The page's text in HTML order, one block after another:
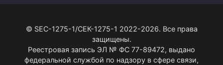
© SEC-1275-1/СЕК-1275-1 2022-2026. Все права
защищены.
Реестровая запись ЭЛ № ФС 77-89472, выдано
федеральной службой по надзору в сфере связи,